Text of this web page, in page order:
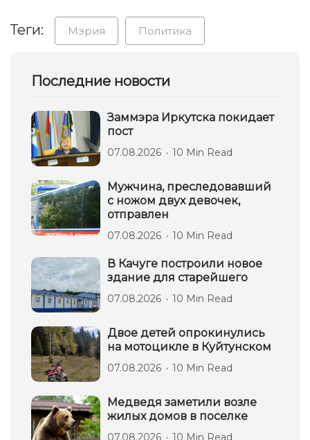
Теги: Мэрия Политика
Последние новости
Заммэра Иркутска покидает
пост
07.08.2026 10 Min Read
Мужчина, преследовавший
с ножом двух девочек,
отправлен
07.08.2026 10 Min Read
В Качуге построили новое
здание для старейшего
07.08.2026 10 Min Read
Двое детей опрокинулись
на мотоцикле в Куйтунском
07.08.2026 10 Min Read
Медведя заметили возле
жилых домов в поселке
07.08.2026 10 Min Read